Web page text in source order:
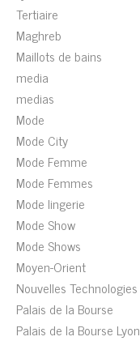
Tertiaire
Maghreb
Maillots de bains
media
medias
Mode
Mode City
Mode Femme
Mode Femmes
Mode lingerie
Mode Show
Mode Shows
Moyen-Orient
Nouvelles Technologies
Palais de la Bourse
Palais de la Bourse Lyon